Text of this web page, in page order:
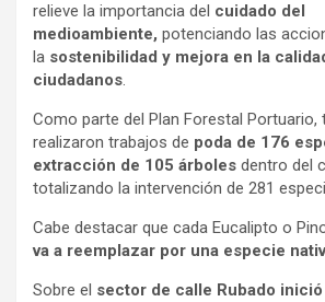
relieve la importancia del cuidado del
medioambiente, potenciando las
la sostenibilidad y mejora en la
ciudadanos.
Como parte del Plan Forestal Portuario,
realizaron trabajos de poda de 176
extracción de 105 árboles dentro del
totalizando la intervención de 281
Cabe destacar que cada Eucalipto o
va a reemplazar por una especie
Sobre el sector de calle Rubado inició